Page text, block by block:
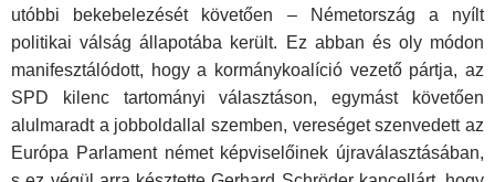
utóbbi bekebelezését követően – Németország a nyílt
politikai válság állapotába került. Ez abban és oly módon
manifesztálódott, hogy a kormánykoalíció vezető pártja, az
SPD kilenc tartományi választáson, egymást követően
alulmaradt a jobboldallal szemben, vereséget szenvedett az
Európa Parlament német képviselőinek újraválasztásában,